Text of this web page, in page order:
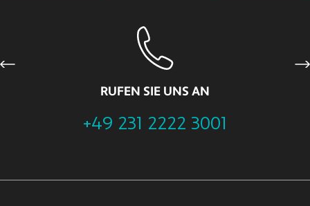
RUFEN SIE UNS AN
+49 231 2222 3001
Previous